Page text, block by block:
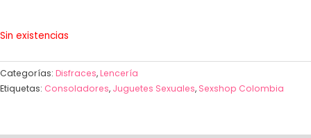
Sin existencias
Categorías: Disfraces,Lencería
Etiquetas: Consoladores, Juguetes Sexuales, Sexshop Colombia